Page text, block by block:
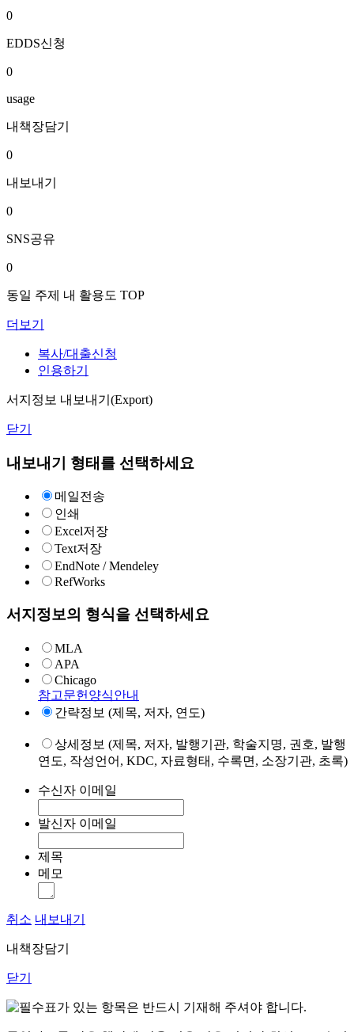
0
EDDS신청
0
usage
내책장담기
0
내보내기
0
SNS공유
0
동일 주제 내 활용도 TOP
더보기
복사/대출신청
인용하기
서지정보 내보내기(Export)
닫기
내보내기 형태를 선택하세요
메일전송
인쇄
Excel저장
Text저장
EndNote / Mendeley
RefWorks
서지정보의 형식을 선택하세요
MLA
APA
Chicago
참고문헌양식안내
간략정보 (제목, 저자, 연도)
상세정보 (제목, 저자, 발행기관, 학술지명, 권호, 발행
연도, 작성언어, KDC, 자료형태, 수록면, 소장기관, 초록)
수신자 이메일
발신자 이메일
제목
메모
취소 내보내기
내책장담기
닫기
표가 있는 항목은 반드시 기재해 주셔야 합니다.